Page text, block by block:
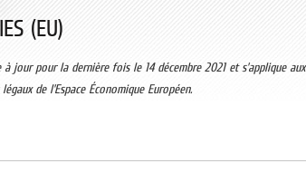
(EU)
jour pour la dernière fois le 14 décembre 2021 et s’applique aux
de l’Espace Économique Européen.